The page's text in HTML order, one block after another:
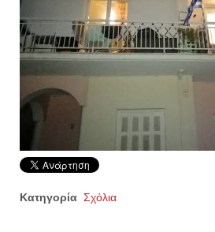
Κατηγορία Σχόλια